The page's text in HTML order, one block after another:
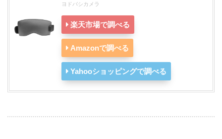
ヨドバシカメラ
楽天市場で調べる
Amazonで調べる
Yahooショッピングで調べる